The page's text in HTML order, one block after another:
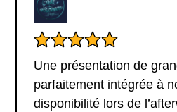
Une présentation de
parfaitement intégrée à
disponibilité lors de